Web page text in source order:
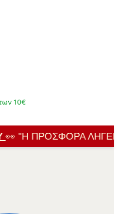
10€
"Η ΠΡΟΣΦΟΡΆ ΛΉΓΕΙ